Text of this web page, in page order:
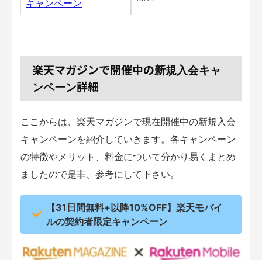
キャンペーン
楽天マガジンで開催中の新規入会キャ
ンペーン詳細
ここからは、楽天マガジンで現在開催中の新規入会
キャンペーンを紹介していきます。各キャンペーン
の特徴やメリット、料金について分かり易くまとめ
ましたので是非、参考にして下さい。
【31日間無料+以降10%OFF】楽天モバイ
ルの契約者限定キャンペーン